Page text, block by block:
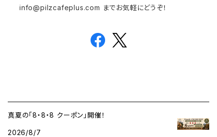
info@pilzcafeplus.com までお気軽にどうぞ！
真夏の「8・8・8 クーポン」開催！
2026/8/7